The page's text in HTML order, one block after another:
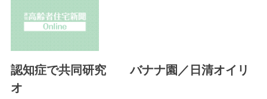
認知症で共同研究 バナナ園／日清オイリ
オ